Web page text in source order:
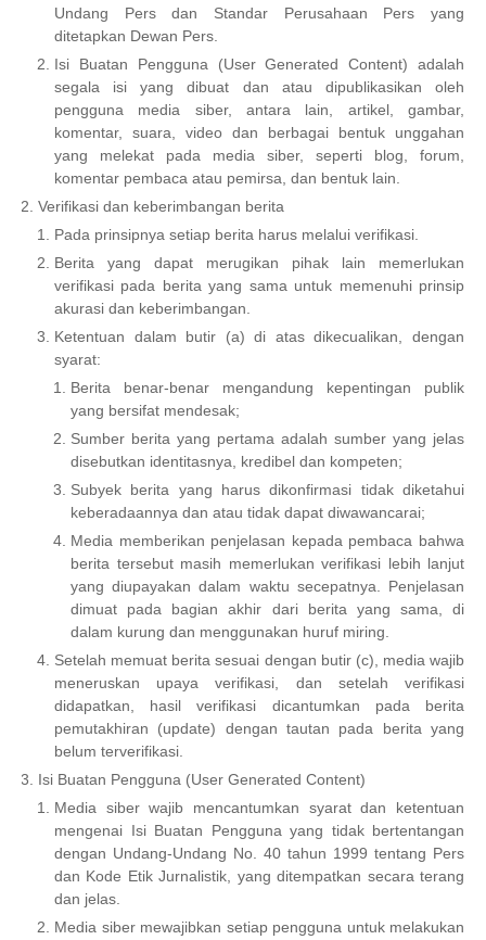
Undang Pers dan Standar Perusahaan Pers yang
ditetapkan Dewan Pers.
Isi Buatan Pengguna (User Generated Content) adalah
segala isi yang dibuat dan atau dipublikasikan oleh
pengguna media siber, antara lain, artikel, gambar,
komentar, suara, video dan berbagai bentuk unggahan
yang melekat pada media siber, seperti blog, forum,
komentar pembaca atau pemirsa, dan bentuk lain.
Verifikasi dan keberimbangan berita
Pada prinsipnya setiap berita harus melalui verifikasi.
Berita yang dapat merugikan pihak lain memerlukan
verifikasi pada berita yang sama untuk memenuhi prinsip
akurasi dan keberimbangan.
Ketentuan dalam butir (a) di atas dikecualikan, dengan
syarat:
Berita benar-benar mengandung kepentingan publik
yang bersifat mendesak;
Sumber berita yang pertama adalah sumber yang jelas
disebutkan identitasnya, kredibel dan kompeten;
Subyek berita yang harus dikonfirmasi tidak diketahui
keberadaannya dan atau tidak dapat diwawancarai;
Media memberikan penjelasan kepada pembaca bahwa
berita tersebut masih memerlukan verifikasi lebih lanjut
yang diupayakan dalam waktu secepatnya. Penjelasan
dimuat pada bagian akhir dari berita yang sama, di
dalam kurung dan menggunakan huruf miring.
Setelah memuat berita sesuai dengan butir (c), media wajib
meneruskan upaya verifikasi, dan setelah verifikasi
didapatkan, hasil verifikasi dicantumkan pada berita
pemutakhiran (update) dengan tautan pada berita yang
belum terverifikasi.
Isi Buatan Pengguna (User Generated Content)
Media siber wajib mencantumkan syarat dan ketentuan
mengenai Isi Buatan Pengguna yang tidak bertentangan
dengan Undang-Undang No. 40 tahun 1999 tentang Pers
dan Kode Etik Jurnalistik, yang ditempatkan secara terang
dan jelas.
Media siber mewajibkan setiap pengguna untuk melakukan